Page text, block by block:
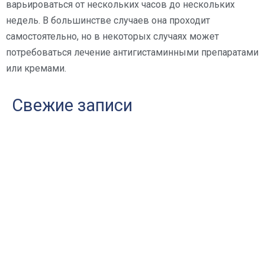
варьироваться от нескольких часов до нескольких
недель. В большинстве случаев она проходит
самостоятельно, но в некоторых случаях может
потребоваться лечение антигистаминными препаратами
или кремами.
Свежие записи